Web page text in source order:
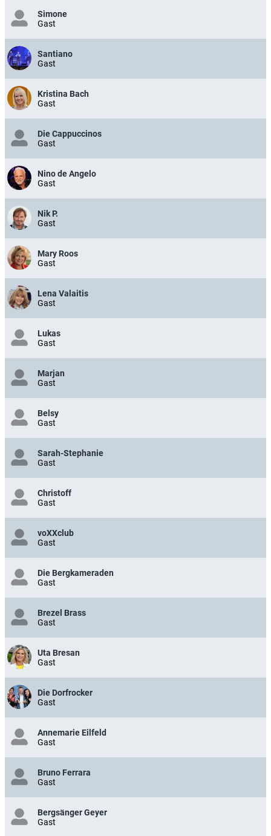
Simone
Gast
Santiano
Gast
Kristina Bach
Gast
Die Cappuccinos
Gast
Nino de Angelo
Gast
Nik P.
Gast
Mary Roos
Gast
Lena Valaitis
Gast
Lukas
Gast
Marjan
Gast
Belsy
Gast
Sarah-Stephanie
Gast
Christoff
Gast
voXXclub
Gast
Die Bergkameraden
Gast
Brezel Brass
Gast
Uta Bresan
Gast
Die Dorfrocker
Gast
Annemarie Eilfeld
Gast
Bruno Ferrara
Gast
Bergsänger Geyer
Gast